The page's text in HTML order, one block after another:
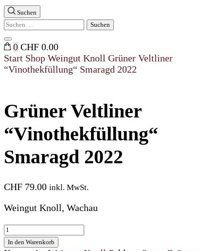
Suchen
Suchen
Suche
schließen
0 CHF 0.00
Start Shop Weingut Knoll Grüner Veltliner
“Vinothekfüllung“ Smaragd 2022
Grüner Veltliner
“Vinothekfüllung“
Smaragd 2022
CHF 79.00 inkl. MwSt.
Weingut Knoll, Wachau
Grüner
Veltliner
In den Warenkorb